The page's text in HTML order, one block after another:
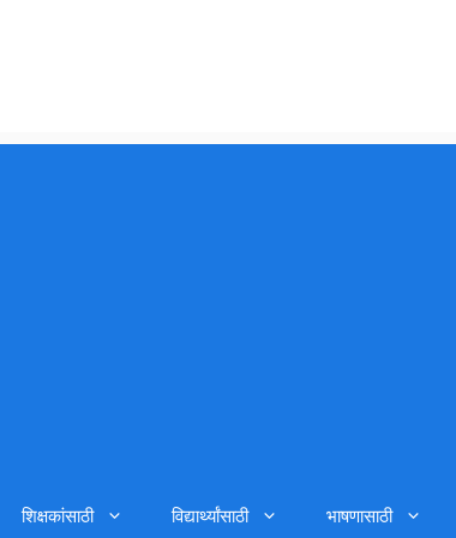
शिक्षकांसाठी विद्यार्थ्यांसाठी भाषणासाठी